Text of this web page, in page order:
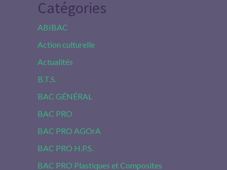
Catégories
ABIBAC
Action culturelle
Actualités
B.T.S.
BAC GÉNÉRAL
BAC PRO
BAC PRO AGOrA
BAC PRO H.P.S.
BAC PRO Plastiques et Composites